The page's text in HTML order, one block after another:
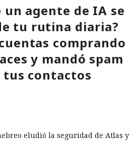
un agente de IA se
tu rutina diaria?
comprando
y mandó spam
tus contactos
eludió la seguridad de Atlas y